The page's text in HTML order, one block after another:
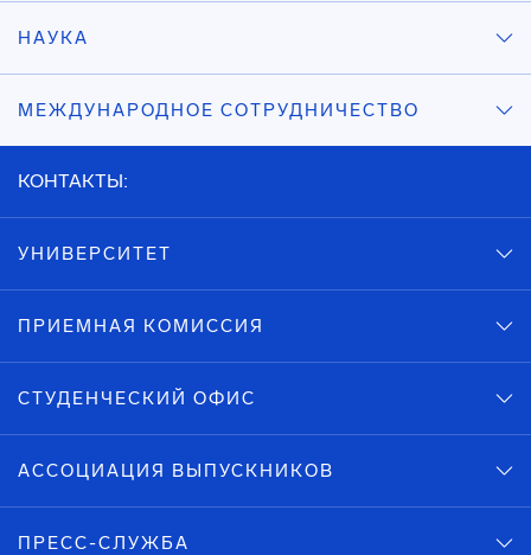
НАУКА
МЕЖДУНАРОДНОЕ СОТРУДНИЧЕСТВО
КОНТАКТЫ:
УНИВЕРСИТЕТ
ПРИЕМНАЯ КОМИССИЯ
СТУДЕНЧЕСКИЙ ОФИС
АССОЦИАЦИЯ ВЫПУСКНИКОВ
ПРЕСС-СЛУЖБА